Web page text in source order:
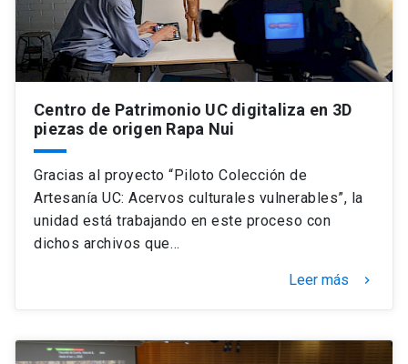
Centro de Patrimonio UC digitaliza en 3D
piezas de origen Rapa Nui
Gracias al proyecto “Piloto Colección de
Artesanía UC: Acervos culturales vulnerables”, la
unidad está trabajando en este proceso con
dichos archivos que…
Leer más keyboard_arrow_right